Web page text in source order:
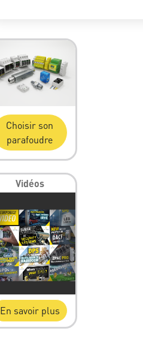
Choisir son
parafoudre
Vidéos
En savoir plus